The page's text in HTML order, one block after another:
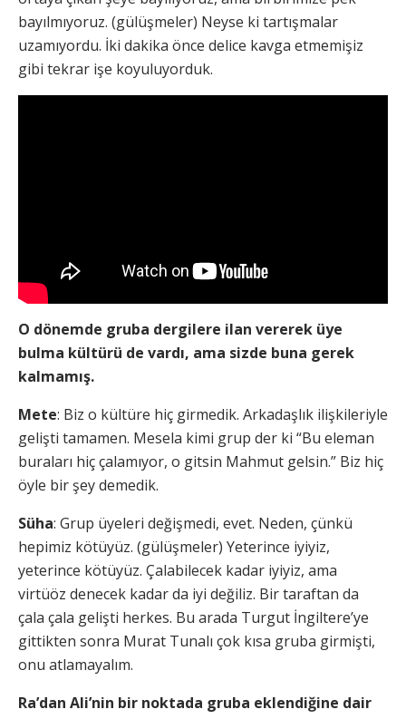
bayılmıyoruz. (gülüşmeler) Neyse ki tartışmalar
uzamıyordu. İki dakika önce delice kavga etmemişiz
gibi tekrar işe koyuluyorduk.
O dönemde gruba dergilere ilan vererek üye
bulma kültürü de vardı, ama sizde buna gerek
kalmamış.
Mete: Biz o kültüre hiç girmedik. Arkadaşlık ilişkileriyle
gelişti tamamen. Mesela kimi grup der ki “Bu eleman
buraları hiç çalamıyor, o gitsin Mahmut gelsin.” Biz hiç
öyle bir şey demedik.
Süha: Grup üyeleri değişmedi, evet. Neden, çünkü
hepimiz kötüyüz. (gülüşmeler) Yeterince iyiyiz,
yeterince kötüyüz. Çalabilecek kadar iyiyiz, ama
virtüöz denecek kadar da iyi değiliz. Bir taraftan da
çala çala gelişti herkes. Bu arada Turgut İngiltere’ye
gittikten sonra Murat Tunalı çok kısa gruba girmişti,
onu atlamayalım.
Ra’dan Ali’nin bir noktada gruba eklendiğine dair